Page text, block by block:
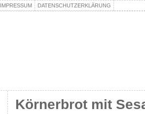
IMPRESSUM DATENSCHUTZERKLÄRUNG
Körnerbrot mit